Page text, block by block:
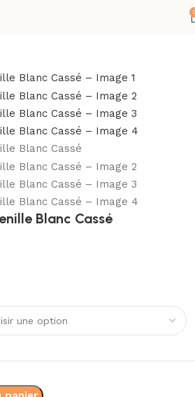
Blanc Cassé